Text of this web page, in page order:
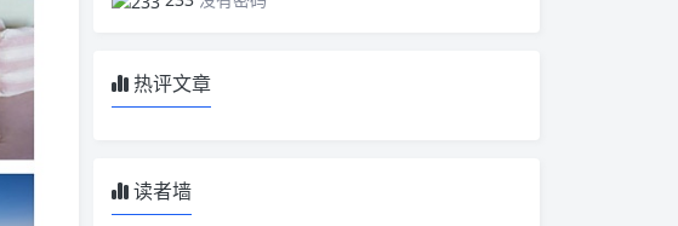
热评文章
读者墙